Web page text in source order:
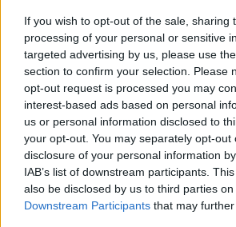
If you wish to opt-out of the sale, sharing
processing of your personal or sensitive
targeted advertising by us, please use
section to confirm your selection. Please
opt-out request is processed you may
interest-based ads based on personal
us or personal information disclosed to
your opt-out. You may separately opt-out
disclosure of your personal information
IAB’s list of downstream participants.
also be disclosed by us to third parties on
Downstream Participants that may
akar élni. És ő velem akar lakni.
lifttel, mert emlékezett rá, milyen
lépcsőket a régi lakásban.
Megkérdeztem, mégis hogyan tudta
felelte, minden zsebpénzét félretette,
kapott, éveken át.
Már gyerekként eldöntötte, hogy eljön